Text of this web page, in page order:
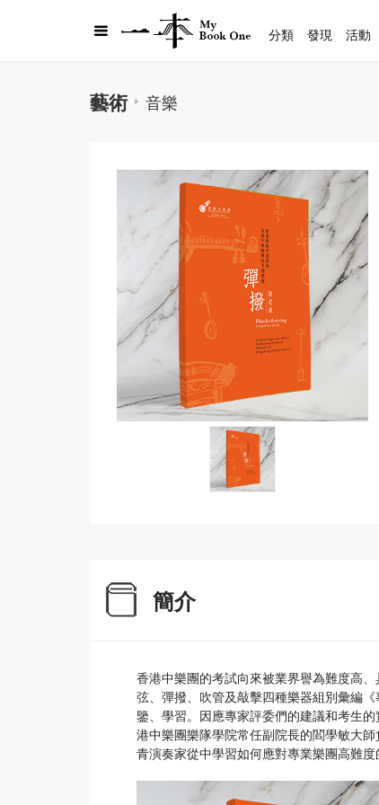
藝術 音樂
簡介
香港中樂團的考試向來被業界譽為難度高
弦、彈撥、吹管及敲擊四種樂器組別彙編
鑒、學習。因應專家評委們的建議和考生
港中樂團樂隊學院常任副院長的閻學敏大
青演奏家從中學習如何應對專業樂團高難度
分類 發現 活動